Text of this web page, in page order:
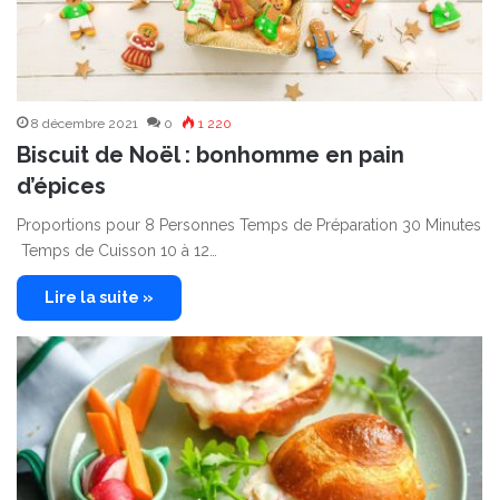
8 décembre 2021 0 1 220
Biscuit de Noël : bonhomme en pain
d’épices
Proportions pour 8 Personnes Temps de Préparation 30 Minutes
Temps de Cuisson 10 à 12…
Lire la suite »